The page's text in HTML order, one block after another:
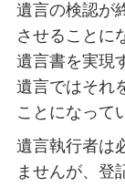
遺言の検認が
させることに
遺言書を実現
遺言ではそれ
ことになって
遺言執行者は
ませんが、登